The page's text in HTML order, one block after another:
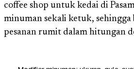
coffee shop untuk kedai di
minuman sekali ketuk, sehingga
pesanan rumit dalam hitungan